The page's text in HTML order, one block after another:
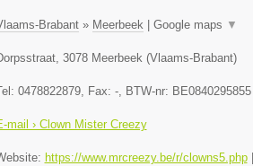
Brabant» Meerbeek| Google maps ▼
, 3078 Meerbeek(Vlaams-Brabant)
0478822879, Fax: -, BTW-nr: BE0840295855
mail › Clown Mister Creezy
https://www.mrcreezy.be/r/clowns5.php|